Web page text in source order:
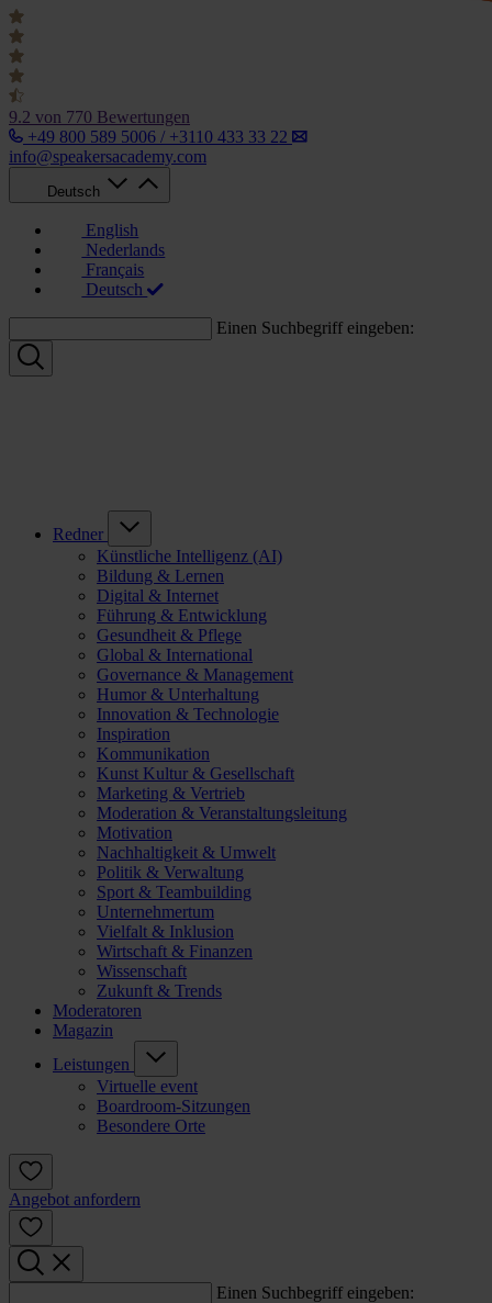
9.2 von 770 Bewertungen
+49 800 589 5006 / +3110 433 33 22
info@speakersacademy.com
Deutsch
English
Nederlands
Français
Deutsch
Einen Suchbegriff eingeben:
Redner
Künstliche Intelligenz (AI)
Bildung & Lernen
Digital & Internet
Führung & Entwicklung
Gesundheit & Pflege
Global & International
Governance & Management
Humor & Unterhaltung
Innovation & Technologie
Inspiration
Kommunikation
Kunst Kultur & Gesellschaft
Marketing & Vertrieb
Moderation & Veranstaltungsleitung
Motivation
Nachhaltigkeit & Umwelt
Politik & Verwaltung
Sport & Teambuilding
Unternehmertum
Vielfalt & Inklusion
Wirtschaft & Finanzen
Wissenschaft
Zukunft & Trends
Moderatoren
Magazin
Leistungen
Virtuelle event
Boardroom-Sitzungen
Besondere Orte
Angebot anfordern
Einen Suchbegriff eingeben: